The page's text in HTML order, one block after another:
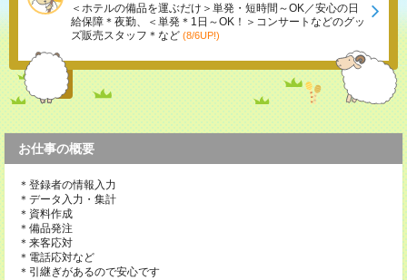
＜ホテルの備品を運ぶだけ＞単発・短時間～OK／安心の日
給保障＊夜勤、＜単発＊1日～OK！＞コンサートなどのグッ
ズ販売スタッフ＊など (8/6UP!)
お仕事の概要
＊登録者の情報入力
＊データ入力・集計
＊資料作成
＊備品発注
＊来客応対
＊電話応対など
＊引継ぎがあるので安心です